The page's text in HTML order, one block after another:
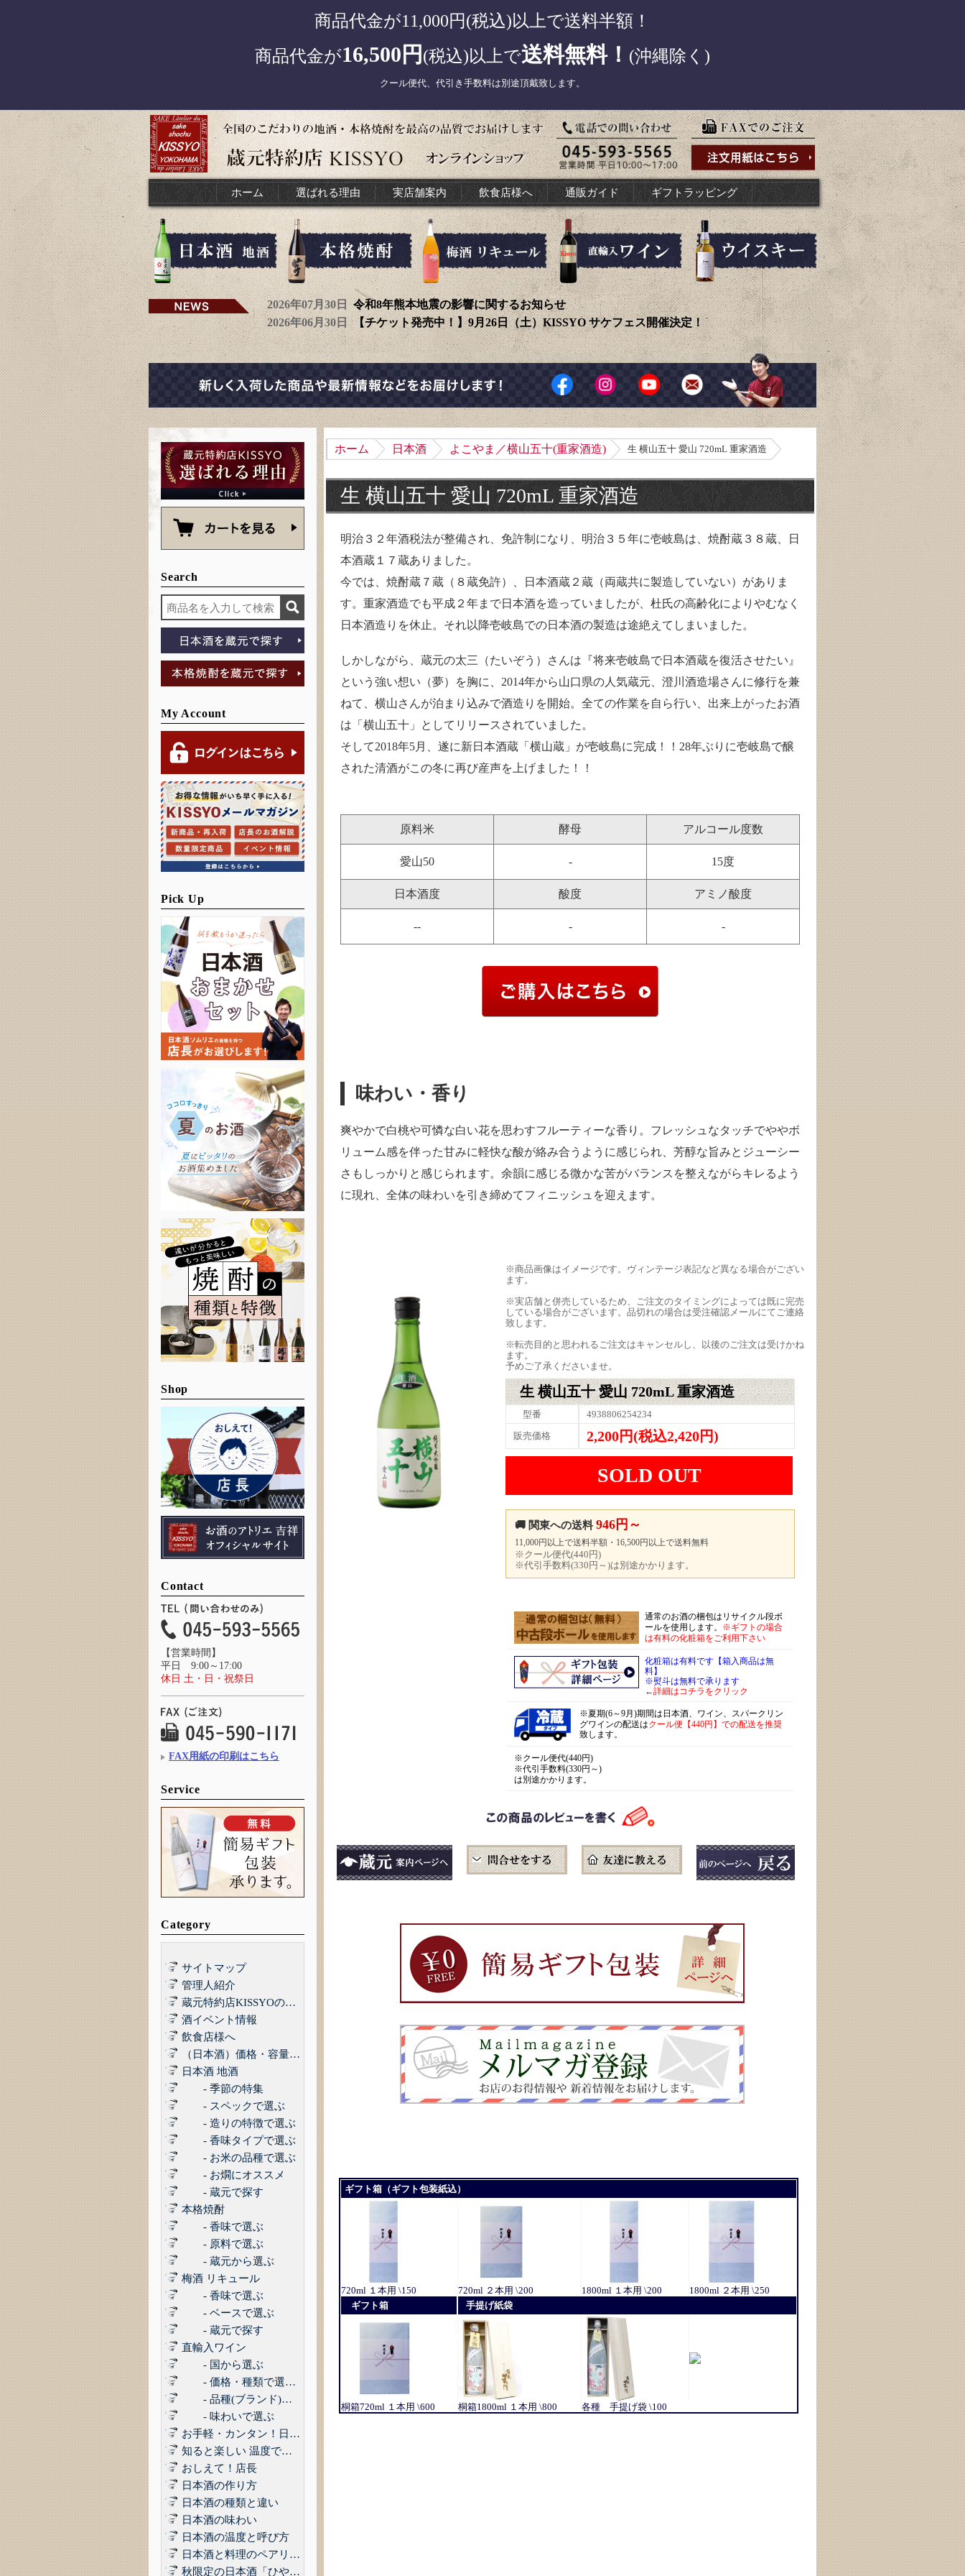
商品代金が11,000円(税込)以上で送料半額！
商品代金が16,500円 (税込)以上で送料無料！ (沖縄除く)
クール便代、代引き手数料は別途頂戴致します。
ホーム 選ばれる理由 実店舗案内 飲食店様へ 通販ガイド ギフトラッピング
2026年07月30日令和8年熊本地震の影響に関するお知らせ
2026年06月30日【チケット発売中！】9月26日（土）KISSYO サケフェス開催決定！
Search
My Account
Pick Up
Shop
Contact
【営業時間】
平日 9:00～17:00
休日 土・日・祝祭日
FAX用紙の印刷はこちら
Service
Category
サイトマップ
管理人紹介
蔵元特約店KISSYOの品質管理について｜最高の品質でお届けするために
酒イベント情報
飲食店様へ
（日本酒）価格・容量で選ぶ
日本酒 地酒
- 季節の特集
- スペックで選ぶ
- 造りの特徴で選ぶ
- 香味タイプで選ぶ
- お米の品種で選ぶ
- お燗にオススメ
- 蔵元で探す
本格焼酎
- 香味で選ぶ
- 原料で選ぶ
- 蔵元から選ぶ
梅酒 リキュール
- 香味で選ぶ
- ベースで選ぶ
- 蔵元で探す
直輸入ワイン
- 国から選ぶ
- 価格・種類で選ぶ(赤,白,ロゼ,スパークリング)
- 品種(ブランド)で選ぶ
- 味わいで選ぶ
お手軽・カンタン！日本酒に合うコンビニおつまみ3選 Vol.1
知ると楽しい 温度で楽しむ日本酒
おしえて！店長
日本酒の作り方
日本酒の種類と違い
日本酒の味わい
日本酒の温度と呼び方
日本酒と料理のペアリング
秋限定の日本酒「ひやおろし」
ホーム 日本酒 よこやま／横山五十(重家酒造) 生 横山五十 愛山 720mL 重家酒造
生 横山五十 愛山 720mL 重家酒造
明治３２年酒税法が整備され、免許制になり、明治３５年に壱岐島は、焼酎蔵３８蔵、日
本酒蔵１７蔵ありました。
今では、焼酎蔵７蔵（８蔵免許）、日本酒蔵２蔵（両蔵共に製造していない）がありま
す。重家酒造でも平成２年まで日本酒を造っていましたが、杜氏の高齢化によりやむなく
日本酒造りを休止。それ以降壱岐島での日本酒の製造は途絶えてしまいました。
しかしながら、蔵元の太三（たいぞう）さんは『将来壱岐島で日本酒蔵を復活させたい』
という強い想い（夢）を胸に、2014年から山口県の人気蔵元、澄川酒造場さんに修行を兼
ねて、横山さんが泊まり込みで酒造りを開始。全ての作業を自ら行い、出来上がったお酒
は「横山五十」としてリリースされていました。
そして2018年5月、遂に新日本酒蔵「横山蔵」が壱岐島に完成！！28年ぶりに壱岐島で醸
された清酒がこの冬に再び産声を上げました！！
原料米 酵母 アルコール度数
愛山50 - 15度
日本酒度 酸度 アミノ酸度
-- - -
味わい・香り
爽やかで白桃や可憐な白い花を思わすフルーティーな香り。フレッシュなタッチでややボ
リューム感を伴った甘みに軽快な酸が絡み合うように感じられ、芳醇な旨みとジューシー
さもしっかりと感じられます。余韻に感じる微かな苦がバランスを整えながらキレるよう
に現れ、全体の味わいを引き締めてフィニッシュを迎えます。
※商品画像はイメージです。ヴィンテージ表記など異なる場合がござい
ます。
※実店舗と併売しているため、ご注文のタイミングによっては既に完売
している場合がございます。品切れの場合は受注確認メールにてご連絡
致します。
※転売目的と思われるご注文はキャンセルし、以後のご注文は受けかね
ます。
予めご了承くださいませ。
生 横山五十 愛山 720mL 重家酒造
型番
4938806254234
販売価格
2,200円(税込2,420円)
SOLD OUT
🚚 関東への送料 946円～
11,000円以上で送料半額・16,500円以上で送料無料
※クール便代(440円)
※代引手数料(330円～)は別途かかります。
通常のお酒の梱包はリサイクル段ボ
ールを使用します。 ※ギフトの場合
は有料の化粧箱をご利用下さい
化粧箱は有料です【箱入商品は無
料】
※熨斗は無料で承ります
←詳細はコチラをクリック
※夏期(6～9月)期間は日本酒、ワイン、スパークリン
グワインの配送はクール便【440円】での配送を推奨
致します。
※クール便代(440円)
※代引手数料(330円～)
は別途かかります。
ギフト箱（ギフト包装紙込）
720ml １本用 \150 720ml ２本用 \200 1800ml １本用 \200
1800ml ２本用 \250
ギフト箱
手提げ紙袋
桐箱720ml １本用 \600 桐箱1800ml １本用 \800 各種 手提げ袋 \100